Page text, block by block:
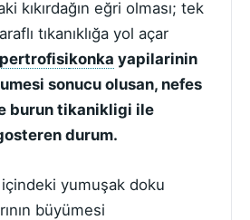
kıkırdağın eğri olması; tek
tıkanıklığa yol açar
konka yapilarinin
sonucu olusan, nefes
burun tikanikligi ile
durum.
yumuşak doku
büyümesi